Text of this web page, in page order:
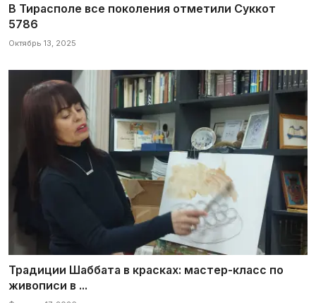
В Тирасполе все поколения отметили Суккот
5786
Октябрь 13, 2025
Традиции Шаббата в красках: мастер-класс по
живописи в ...